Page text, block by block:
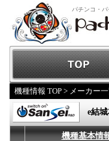
パチンコ・
機種情報 TOP > メーカー
e結
機種基本情